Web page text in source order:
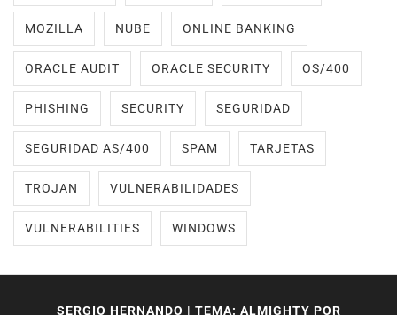
MOZILLA NUBE ONLINE BANKING
ORACLE AUDIT ORACLE SECURITY OS/400
PHISHING SECURITY SEGURIDAD
SEGURIDAD AS/400 SPAM TARJETAS
TROJAN VULNERABILIDADES
VULNERABILITIES WINDOWS
SERGIO HERNANDO | TEMA: ALMIGHTY POR